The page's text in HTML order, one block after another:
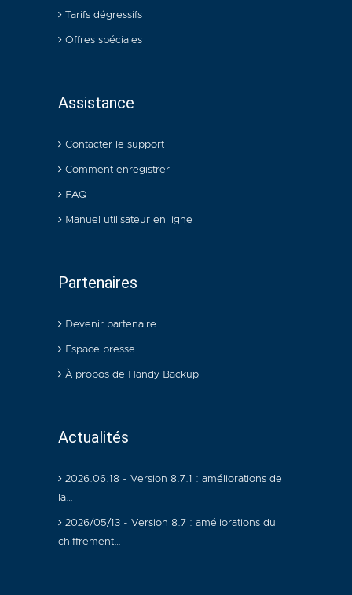
Tarifs dégressifs
Offres spéciales
Assistance
Contacter le support
Comment enregistrer
FAQ
Manuel utilisateur en ligne
Partenaires
Devenir partenaire
Espace presse
À propos de Handy Backup
Actualités
2026.06.18 - Version 8.7.1 : améliorations de
la…
2026/05/13 - Version 8.7 : améliorations du
chiffrement…